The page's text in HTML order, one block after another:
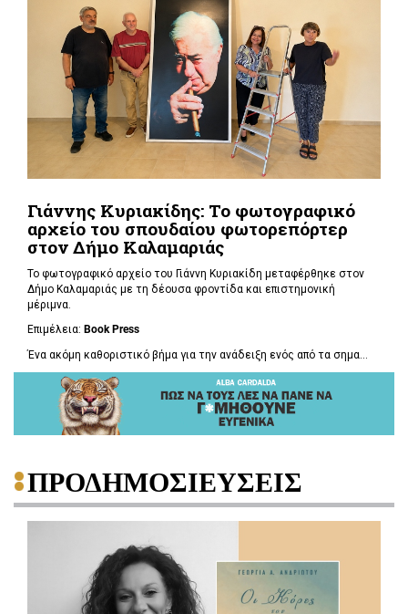
Γιάννης Κυριακίδης: Το φωτογραφικό
αρχείο του σπουδαίου φωτορεπόρτερ
στον Δήμο Καλαμαριάς
Το φωτογραφικό αρχείο του Γιάννη Κυριακίδη μεταφέρθηκε στον
Δήμο Καλαμαριάς με τη δέουσα φροντίδα και επιστημονική
μέριμνα.
Επιμέλεια: Book Press
Ένα ακόμη καθοριστικό βήμα για την ανάδειξη ενός από τα σημα...
ΠΡΟΔΗΜΟΣΙΕΥΣΕΙΣ